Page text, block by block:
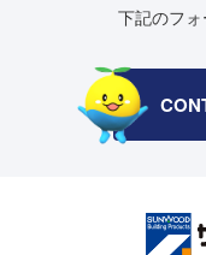
下記のフォ